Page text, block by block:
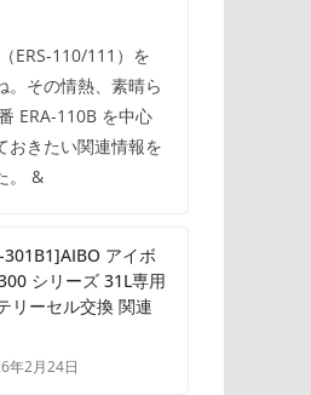
ERS-110/111）を
。その情熱、素晴ら
ERA-110B を中心
おきたい関連情報を
。 &
301B1]AIBO アイボ
シリーズ 31L専用
リーセル交換 関連
年2月24日